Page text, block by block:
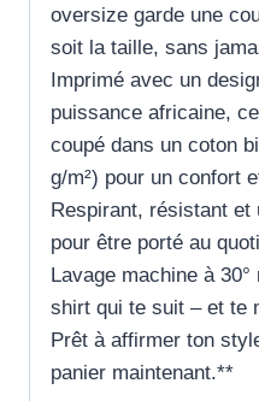
oversize garde une
soit la taille, sans
Imprimé avec un
puissance africaine,
coupé dans un coton
g/m²) pour un confort
Respirant, résistant
pour être porté au
Lavage machine à
shirt qui te suit – et te
Prêt à affirmer ton
panier maintenant.**